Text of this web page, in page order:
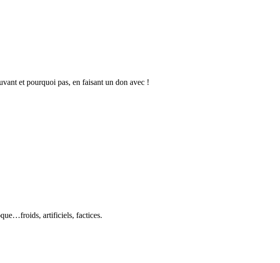
et pourquoi pas, en faisant un don avec !
artificiels, factices.